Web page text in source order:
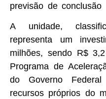
previsão de
A unidade,
representa um
milhões, sendo R$
Programa de
do Governo
recursos próprios do